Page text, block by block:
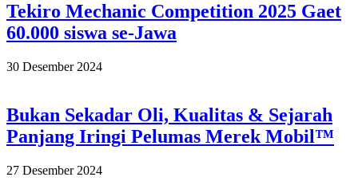
Tekiro Mechanic Competition 2025 Gaet
60.000 siswa se-Jawa
2024-
30 Desember 2024
Bukan Sekadar Oli, Kualitas & Sejarah
Panjang Iringi Pelumas Merek Mobil™
2024-
27 Desember 2024